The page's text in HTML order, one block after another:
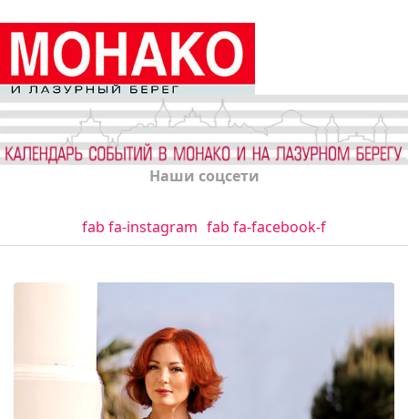
Наши соцсети
fab fa-instagram fab fa-facebook-f